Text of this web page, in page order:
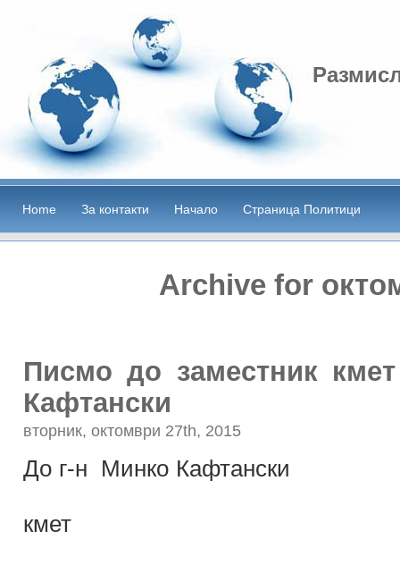
Home За контакти Начало Страница Политици
Archive for
Писмо до заместник
Кафтански
вторник, октомври 27th, 2015
До г-н Минко
кмет